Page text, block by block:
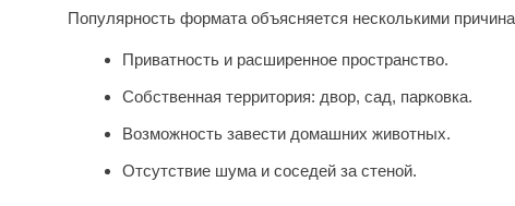
Популярность формата объясняется несколькими
Приватность и расширенное пространство.
Собственная территория: двор, сад, парковка.
Возможность завести домашних животных.
Отсутствие шума и соседей за стеной.